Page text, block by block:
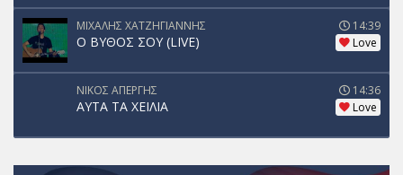
ΜΙΧΑΛΗΣ ΧΑΤΖΗΓΙΑΝΝΗΣ
Ο ΒΥΘΟΣ ΣΟΥ (LIVE)
14:39
Love
ΝΙΚΟΣ ΑΠΕΡΓΗΣ
ΑΥΤΑ ΤΑ ΧΕΙΛΙΑ
14:36
Love